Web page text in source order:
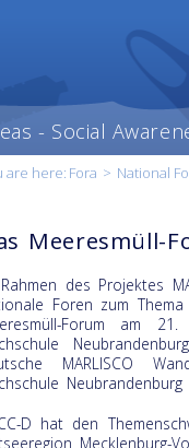
- Social
are here: Fora > National
content
Meeresmüll-
des Projektes
Foren zum
Forum am
MARLISCO
D hat den
Mecklenburg-